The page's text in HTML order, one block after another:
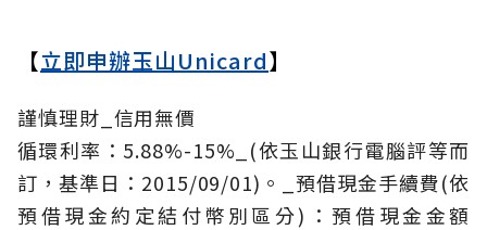
【立即申辦玉山Unicard】
謹慎理財_信用無價
循環利率：5.88%-15%_(依玉山銀行電腦評等而
訂，基準日：2015/09/01)。_預借現金手續費(依
預借現金約定結付幣別區分)：預借現金金額